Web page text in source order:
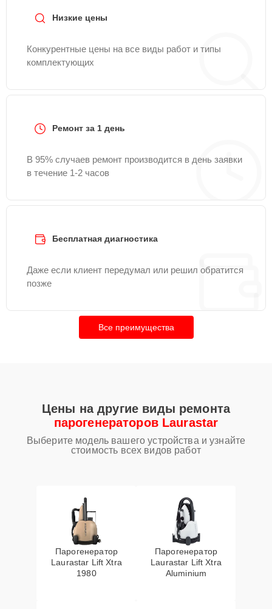
Низкие цены
Конкурентные цены на все виды работ и типы
комплектующих
Ремонт за 1 день
В 95% случаев ремонт производится в день заявки
в течение 1-2 часов
Бесплатная диагностика
Даже если клиент передумал или решил обратится
позже
Все преимущества
Цены на другие виды ремонта
парогенераторов Laurastar
Выберите модель вашего устройства и узнайте
стоимость всех видов работ
Парогенератор
Laurastar Lift Xtra
1980
Парогенератор
Laurastar Lift Xtra
Aluminium